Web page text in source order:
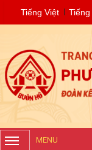
Tiếng Việt Tiếng
MENU